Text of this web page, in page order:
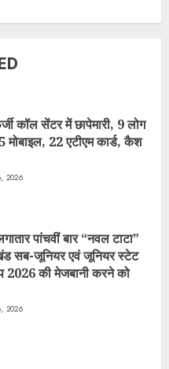
कॉल सेंटर में छापेमारी, 9 लोग
मोबाइल, 22 एटीएम कार्ड, कैश
2026
पांचवीं बार “नवल टाटा”
सब-जूनियर एवं जूनियर स्टेट
2026 की मेजबानी करने को
2026